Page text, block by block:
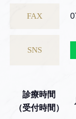
FAX
SNS
診療時間
（受付時間）